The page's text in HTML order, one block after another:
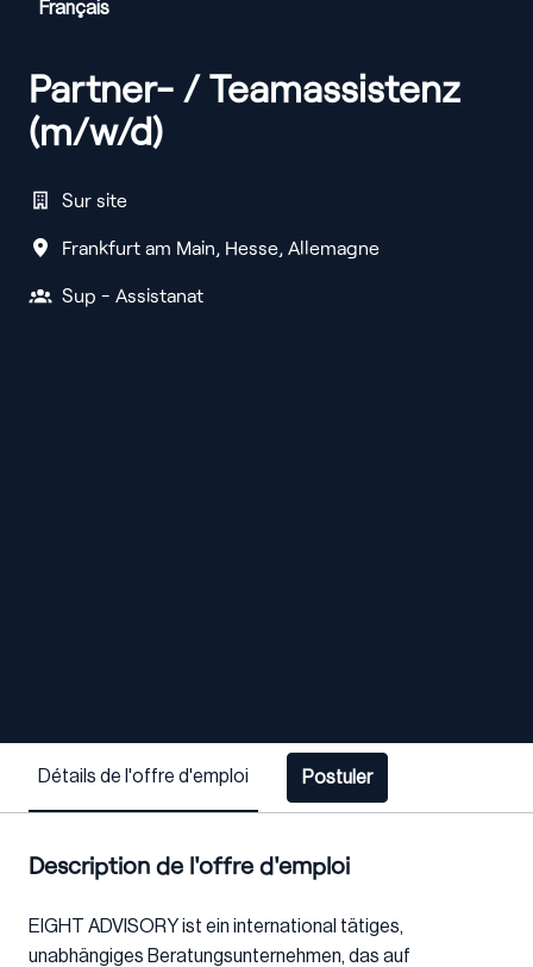
Français
Partner- / Teamassistenz
(m/w/d)
Sur site
Frankfurt am Main, Hesse, Allemagne
Sup - Assistanat
Détails de l'offre d'emploi Postuler
Description de l'offre d'emploi
EIGHT ADVISORY ist ein international tätiges,
unabhängiges Beratungsunternehmen, das auf